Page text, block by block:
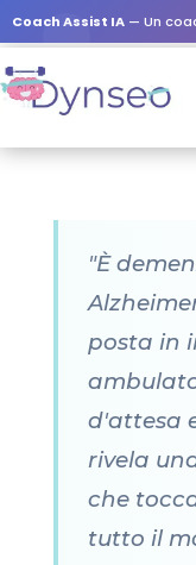
Coach Assist IA — Un
"È
posta in
d'attesa
rivela
che
tutto il